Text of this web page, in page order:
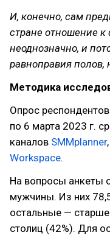
И, конечно, сам
стране отношение
неоднозначно, и
равноправия полов,
Методика
Опрос
по 6 марта 2023 г.
каналов SMMplanner,
Workspace.
На вопросы анкеты
мужчины. Из них
остальные —
столиц (42%). Для